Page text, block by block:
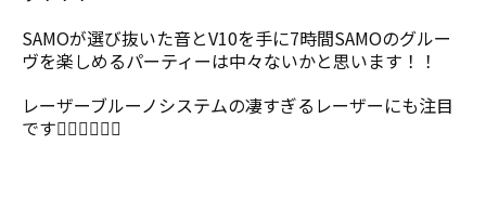
SAMOが選び抜いた音とV10を手に7時間SAMOのグルー
ヴを楽しめるパーティーは中々ないかと思います！！
レーザーブルーノシステムの凄すぎるレーザーにも注目
です😵‍💫😵‍💫😵‍💫